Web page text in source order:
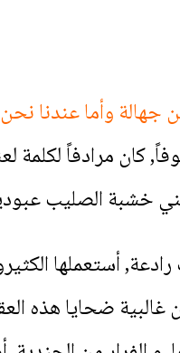
وأما عندنا نحن
كان مرادفاً
خشبة الصليب
أستعملها
غالبية ضحايا هذه